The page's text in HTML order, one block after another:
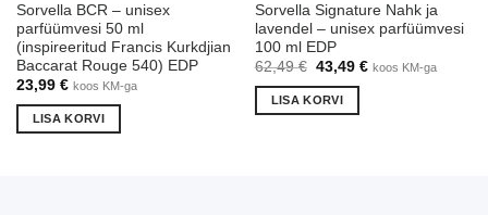
Sorvella BCR – unisex
parfüümvesi 50 ml
(inspireeritud Francis Kurkdjian
Baccarat Rouge 540) EDP
23,99 € koos KM-ga
LISA KORVI
Sorvella Signature Nahk ja
lavendel – unisex parfüümvesi
100 ml EDP
62,49€ Algne
oli:
62,49 €.
43,49 €Praegune
koos KM-ga
LISA KORVI